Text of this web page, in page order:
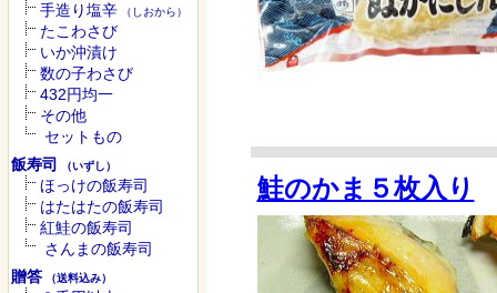
手造り塩辛 （しおから）
たこわさび
いか沖漬け
数の子わさび
432円均一
その他
セットもの
飯寿司
（いずし）
ほっけの飯寿司
はたはたの飯寿司
紅鮭の飯寿司
さんまの飯寿司
贈答 （送料込み）
鮭のかま５枚入り